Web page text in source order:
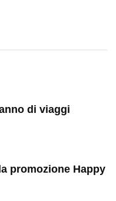
di viaggi
promozione Happy